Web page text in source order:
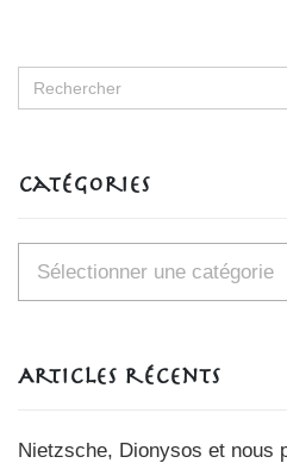
Search
for:
Catégories
Catégories
Articles récents
Nietzsche, Dionysos et nous